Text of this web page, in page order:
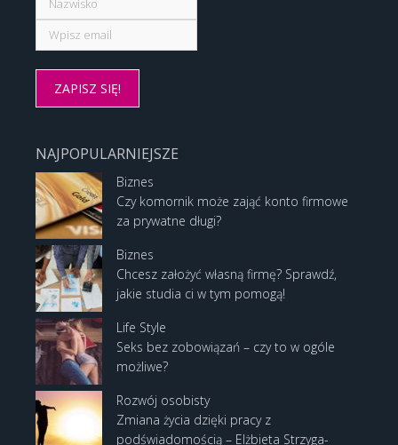
NAJPOPULARNIEJSZE
Biznes
Czy komornik może zająć konto firmowe
za prywatne długi?
Biznes
Chcesz założyć własną firmę? Sprawdź,
jakie studia ci w tym pomogą!
Life Style
Seks bez zobowiązań – czy to w ogóle
możliwe?
Rozwój osobisty
Zmiana życia dzięki pracy z
podświadomością – Elżbieta Strzyga-